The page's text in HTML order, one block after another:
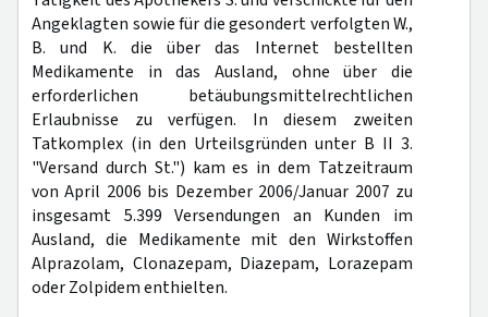
Angeklagten sowie für die gesondert verfolgten W.,
B. und K. die über das Internet bestellten
Medikamente in das Ausland, ohne über die
erforderlichen betäubungsmittelrechtlichen
Erlaubnisse zu verfügen. In diesem zweiten
Tatkomplex (in den Urteilsgründen unter B II 3.
"Versand durch St.") kam es in dem Tatzeitraum
von April 2006 bis Dezember 2006/Januar 2007 zu
insgesamt 5.399 Versendungen an Kunden im
Ausland, die Medikamente mit den Wirkstoffen
Alprazolam, Clonazepam, Diazepam, Lorazepam
oder Zolpidem enthielten.